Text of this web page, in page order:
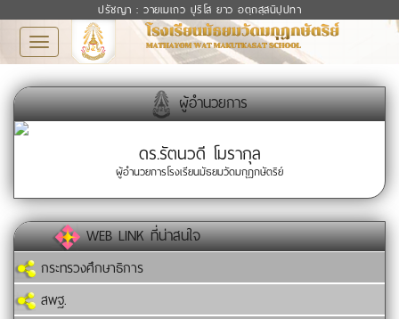
ปรัชญา : วายเมเถว ปุริโส ยาว อตฺถสฺสนิปฺปทา
Toggle
navigation
ผู้อำนวยการ
ดร.รัตนวดี โมรากุล
ผู้อำนวยการโรงเรียนมัธยมวัดมกุฏกษัตริย์
WEB LINK ที่น่าสนใจ
กระทรวงศึกษาธิการ
สพฐ.